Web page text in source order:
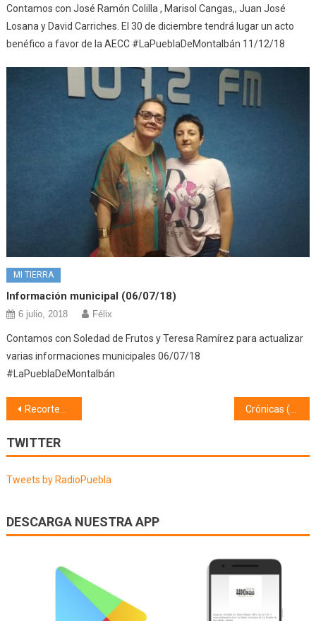
Contamos con José Ramón Colilla , Marisol Cangas,, Juan José
Losana y David Carriches. El 30 de diciembre tendrá lugar un acto
benéfico a favor de la AECC #LaPueblaDeMontalbán 11/12/18
MI TIERRA
Información municipal (06/07/18)
6 julio, 2018 Félix
Contamos con Soledad de Frutos y Teresa Ramírez para actualizar
varias informaciones municipales 06/07/18
#LaPueblaDeMontalbán
Navegación
de
entradas
Recortes de prensa (27/05/22)
TWITTER
Tweets by RadioPuebla
DESCARGA NUESTRA APP